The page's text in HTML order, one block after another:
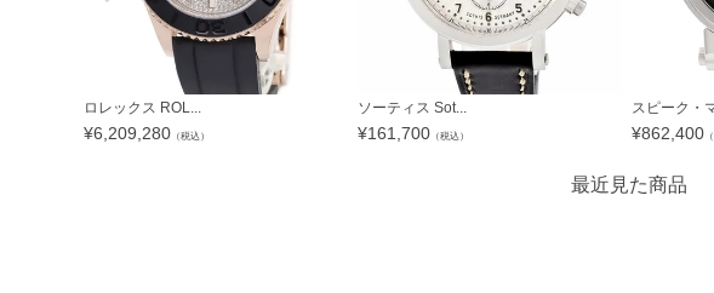
ロレックス ROL...
¥6,209,280 （税込）
ソーティス Sot...
¥161,700 （税込）
スピーク・
¥862,400
最近見た商品